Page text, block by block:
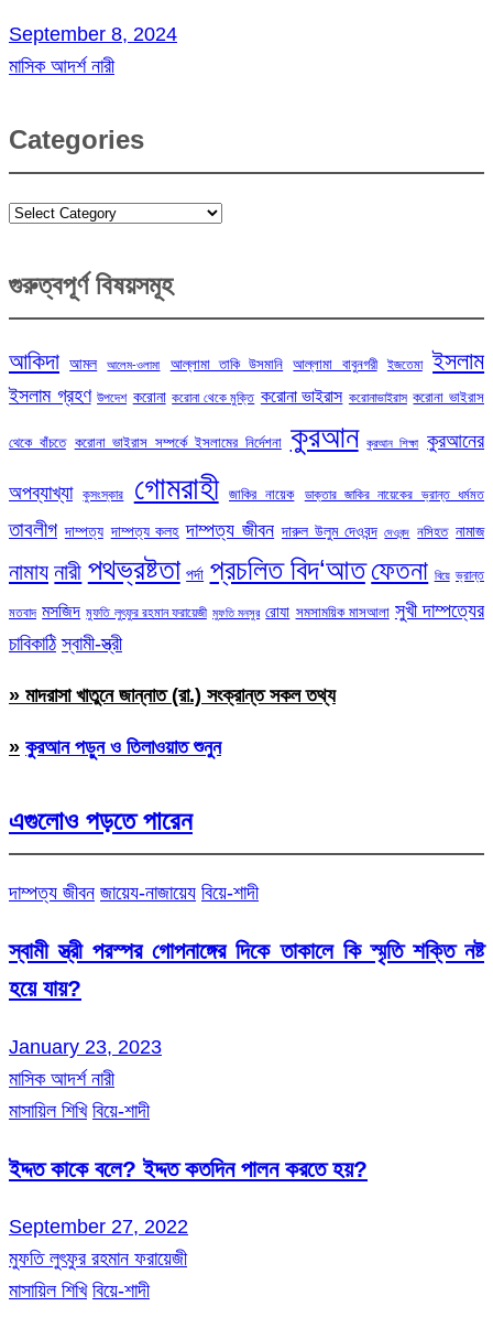
September 8, 2024
মাসিক আদর্শ নারী
Categories
Categories
গুরুত্বপূর্ণ বিষয়সমূহ
আকিদা আমল আলেম-ওলামা আল্লামা তাকি উসমানি আল্লামা বাবুনগরী ইজতেমা ইসলাম
ইসলাম গ্রহণ উপদেশ করোনা করোনা থেকে মুক্তি করোনা ভাইরাস করোনাভাইরাস করোনা ভাইরাস
থেকে বাঁচতে করোনা ভাইরাস সম্পর্কে ইসলামের নির্দেশনা কুরআন কুরআন শিক্ষা কুরআনের
অপব্যাখ্যা কুসংস্কার গোমরাহী জাকির নায়েক ডাক্তার জাকির নায়েকের ভ্রান্ত ধর্মমত
তাবলীগ দাম্পত্য দাম্পত্য কলহ দাম্পত্য জীবন দারুল উলুম দেওবন্দ দেওবন্দ নসিহত নামাজ
নামায নারী পথভ্রষ্টতা পর্দা প্রচলিত বিদ‘আত ফেতনা বিয়ে ভ্রান্ত
মতবাদ মসজিদ মুফতি লুৎফুর রহমান ফরায়েজী মুফতি মনসুর রোযা সমসাময়িক মাসআলা সুখী দাম্পত্যের
চাবিকাঠি স্বামী-স্ত্রী
» মাদরাসা খাতুনে জান্নাত (রা.) সংক্রান্ত সকল তথ্য
» কুরআন পড়ুন ও তিলাওয়াত শুনুন
এগুলোও পড়তে পারেন
দাম্পত্য জীবন জায়েয-নাজায়েয বিয়ে-শাদী
স্বামী স্ত্রী পরস্পর গোপনাঙ্গের দিকে তাকালে কি স্মৃতি শক্তি নষ্ট
হয়ে যায়?
January 23, 2023
মাসিক আদর্শ নারী
মাসায়িল শিখি বিয়ে-শাদী
ইদ্দত কাকে বলে? ইদ্দত কতদিন পালন করতে হয়?
September 27, 2022
মুফতি লুৎফুর রহমান ফরায়েজী
মাসায়িল শিখি বিয়ে-শাদী